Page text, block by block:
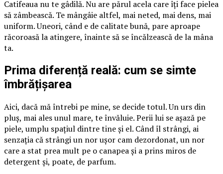
Catifeaua nu te gâdilă. Nu are părul acela care îți face pielea
să zâmbească. Te mângâie altfel, mai neted, mai dens, mai
uniform. Uneori, când e de calitate bună, pare aproape
răcoroasă la atingere, înainte să se încălzească de la mâna
ta.
Prima diferență reală: cum se simte
îmbrățișarea
Aici, dacă mă întrebi pe mine, se decide totul. Un urs din
pluș, mai ales unul mare, te învăluie. Perii lui se așază pe
piele, umplu spațiul dintre tine și el. Când îl strângi, ai
senzația că strângi un nor ușor cam dezordonat, un nor
care a stat prea mult pe o canapea și a prins miros de
detergent și, poate, de parfum.